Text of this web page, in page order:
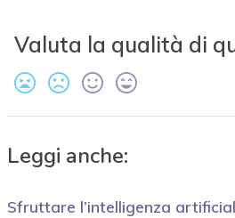
Valuta la qualità di
Leggi anche:
Sfruttare l’intelligenza